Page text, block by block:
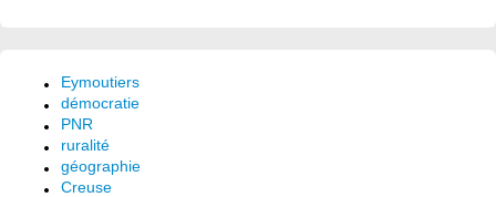
Eymoutiers
démocratie
PNR
ruralité
géographie
Creuse